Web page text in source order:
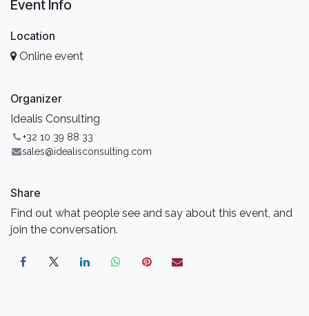
Event Info
Location
Online event
Organizer
Idealis Consulting
+32 10 39 88 33
sales@idealisconsulting.com
Share
Find out what people see and say about this event, and
join the conversation.